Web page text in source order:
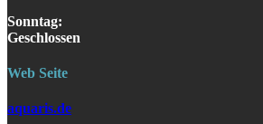
Sonntag:
Geschlossen
Web Seite
aquaris.de